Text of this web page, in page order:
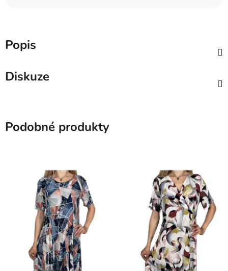
Popis
Diskuze
Podobné produkty